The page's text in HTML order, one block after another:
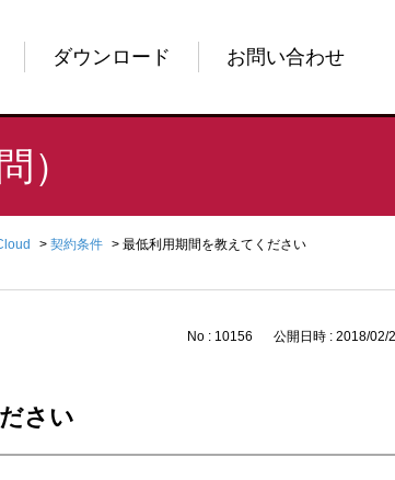
ダウンロード お問い合わせ
）
> 契約条件 > 最低利用期間を教えてください
No : 10156 公開日時 : 2018/02/
さい